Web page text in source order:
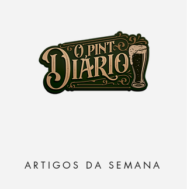
ARTIGOS DA SEMANA